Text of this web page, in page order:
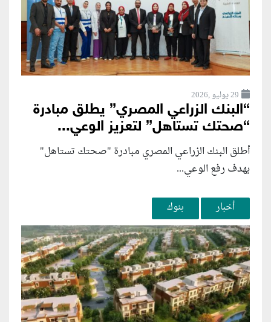
29 يوليو ,2026
“البنك الزراعي المصري” يطلق مبادرة
“صحتك تستاهل” لتعزيز الوعي...
أطلق البنك الزراعي المصري مبادرة "صحتك تستاهل"
بهدف رفع الوعي...
أخبار بنوك